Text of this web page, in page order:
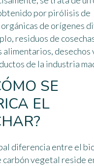
por pirólisis de
de orígenes
residuos de
alimentarios, desechos
de la industria
SE
EL
diferencia entre el
carbón vegetal reside